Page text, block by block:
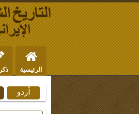
الرئيسية
اُردو